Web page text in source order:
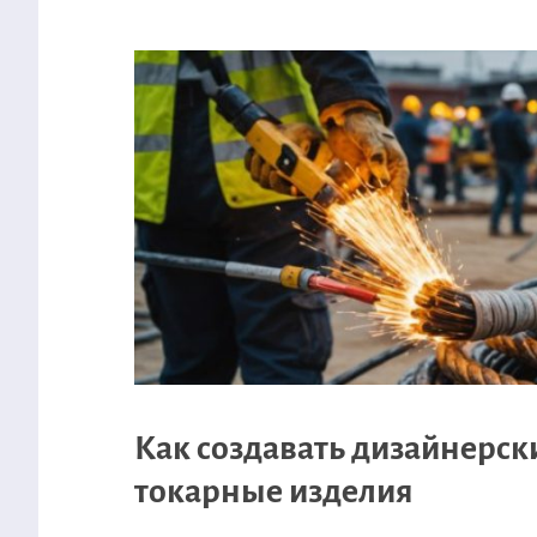
Как создавать
токарные изделия